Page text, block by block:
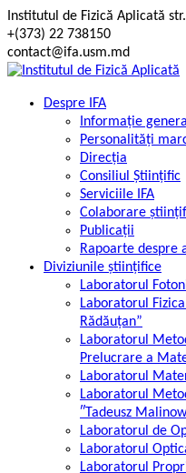
Skip
to
content
Institutul de Fizică Aplicată
+(373) 22 738150
contact@ifa.usm.md
Despre IFA
Informație
Personalități
Direcția
Consiliul Științific
Serviciile IFA
Colaborare
Publicații
Rapoarte despre
Diviziunile științifice
Laboratorul
Laboratorul
Rădăuțan”
Laboratorul
Prelucrare a
Laboratorul
Laboratorul
″Tadeusz
Laboratorul de
Laboratorul
Laboratorul